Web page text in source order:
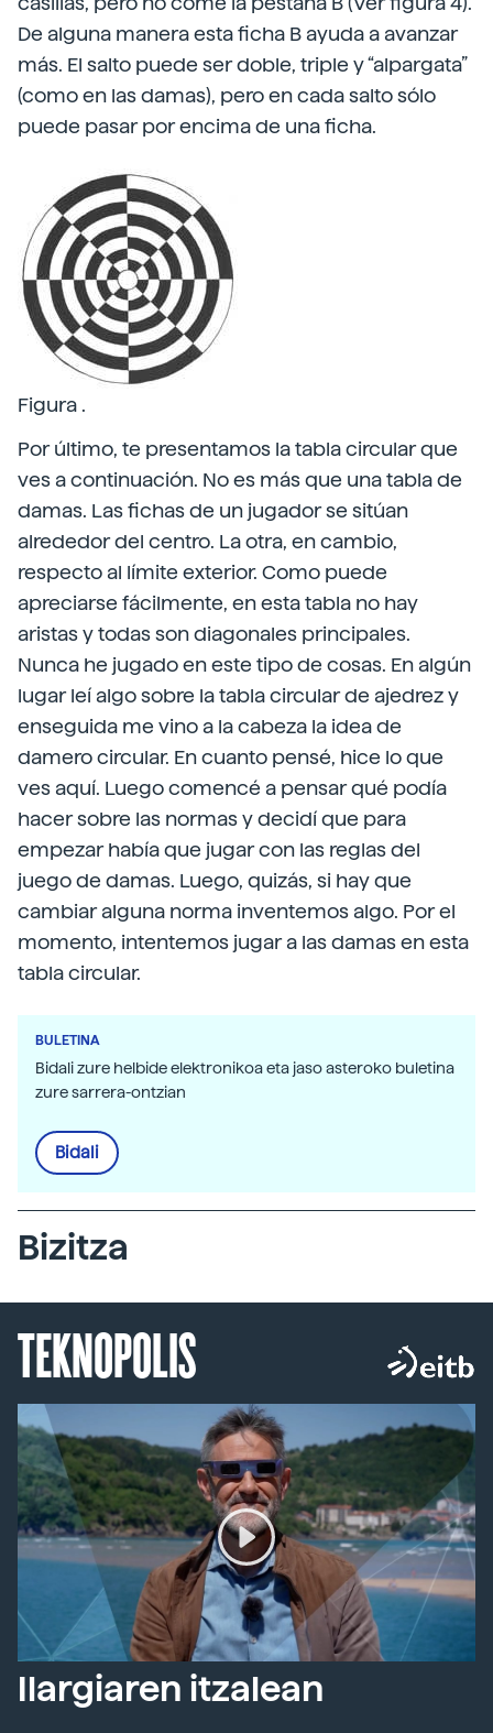
De alguna manera esta ficha B ayuda a avanzar
más. El salto puede ser doble, triple y “alpargata”
(como en las damas), pero en cada salto sólo
puede pasar por encima de una ficha.
Figura .
Por último, te presentamos la tabla circular que
ves a continuación. No es más que una tabla de
damas. Las fichas de un jugador se sitúan
alrededor del centro. La otra, en cambio,
respecto al límite exterior. Como puede
apreciarse fácilmente, en esta tabla no hay
aristas y todas son diagonales principales.
Nunca he jugado en este tipo de cosas. En algún
lugar leí algo sobre la tabla circular de ajedrez y
enseguida me vino a la cabeza la idea de
damero circular. En cuanto pensé, hice lo que
ves aquí. Luego comencé a pensar qué podía
hacer sobre las normas y decidí que para
empezar había que jugar con las reglas del
juego de damas. Luego, quizás, si hay que
cambiar alguna norma inventemos algo. Por el
momento, intentemos jugar a las damas en esta
tabla circular.
BULETINA
Bidali zure helbide elektronikoa eta jaso asteroko buletina
zure sarrera-ontzian
Bidali
Bizitza
TEKNOPOLIS
Ilargiaren itzalean